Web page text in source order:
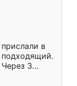
в
подходящий.
3